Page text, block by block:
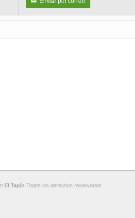
El Tapín Todos los derechos reservados